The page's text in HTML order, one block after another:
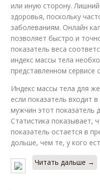
или иную сторону.
здоровья, поскольку
заболеваниям. Онлайн
позволяет быстро и
показатель веса
индекс массы тела
представленном сервисе
Индекс массы тела для
если показатель входит
мужчин этот показатель
Статистика показывает,
показатель остается в
дольше, чем те, у кого
Читать дальше →